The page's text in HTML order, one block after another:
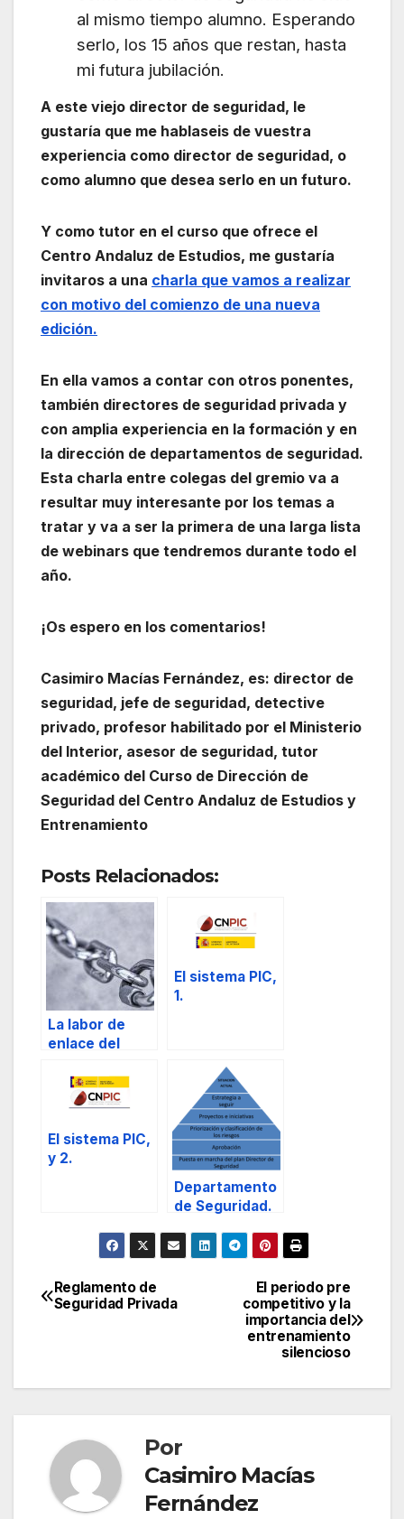
al mismo tiempo alumno. Esperando
serlo, los 15 años que restan, hasta
mi futura jubilación.
A este viejo director de seguridad, le
gustaría que me hablaseis de vuestra
experiencia como director de seguridad, o
como alumno que desea serlo en un futuro.
Y como tutor en el curso que ofrece el
Centro Andaluz de Estudios, me gustaría
invitaros a una charla que vamos a realizar
con motivo del comienzo de una nueva
edición.
En ella vamos a contar con otros ponentes,
también directores de seguridad privada y
con amplia experiencia en la formación y en
la dirección de departamentos de seguridad.
Esta charla entre colegas del gremio va a
resultar muy interesante por los temas a
tratar y va a ser la primera de una larga lista
de webinars que tendremos durante todo el
año.
¡Os espero en los comentarios!
Casimiro Macías Fernández, es: director de
seguridad, jefe de seguridad, detective
privado, profesor habilitado por el Ministerio
del Interior, asesor de seguridad, tutor
académico del Curso de Dirección de
Seguridad del Centro Andaluz de Estudios y
Entrenamiento
Posts Relacionados:
La labor de
enlace del
seguridad.
El sistema PIC,
1.
El sistema PIC,
y 2.
Departamento
de Seguridad.
El periodo pre
competitivo y la
importancia del
entrenamiento
silencioso
Reglamento de
Seguridad Privada
Por
Casimiro Macías
Fernández